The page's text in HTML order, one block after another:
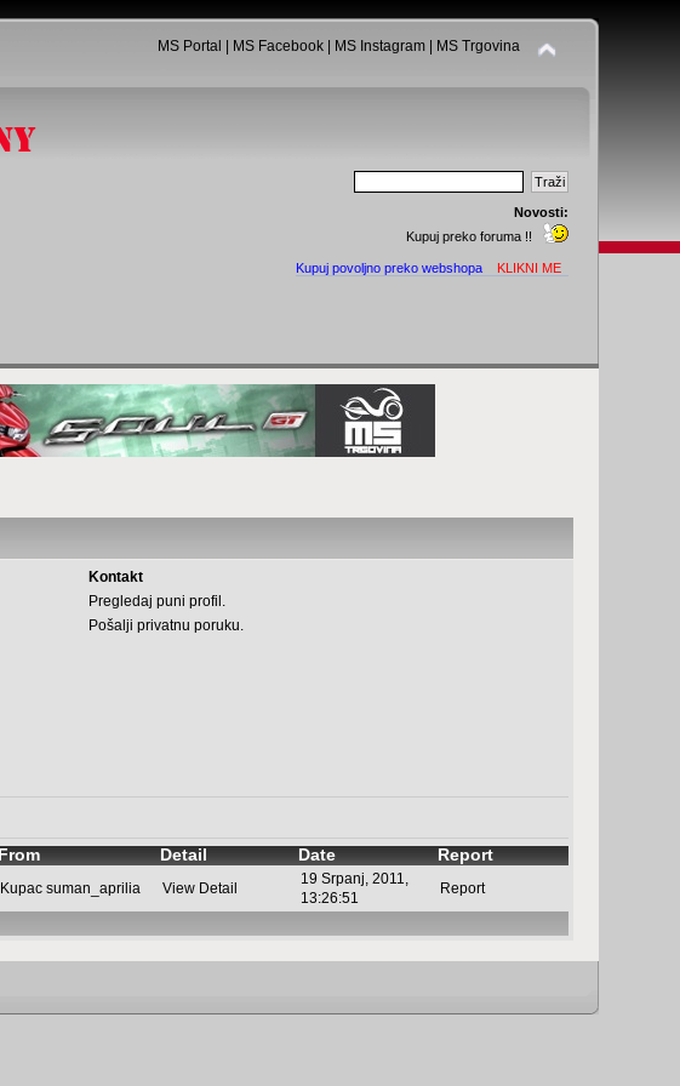
MS Portal MS Facebook| MS Instagram| MS Trgovina
Novosti:
Kupuj preko foruma !!
Kupuj povoljno preko webshopa KLIKNI ME
Kontakt
Pregledaj puni profil.
Pošalji privatnu poruku.
From Detail Date Report
Kupacsuman_aprilia View Detail
19 Srpanj, 2011,
13:26:51
Report